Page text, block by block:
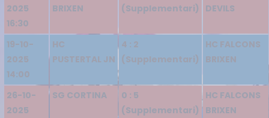
2025
16:30
BRIXEN
(Supplementari)
DEVILS
19-10-
2025
14:00
HC
PUSTERTAL JN
4 : 2
(Supplementari)
HC FALCONS
BRIXEN
26-10-
2025
SG CORTINA
0 : 5
(Supplementari)
HC FALCONS
BRIXEN